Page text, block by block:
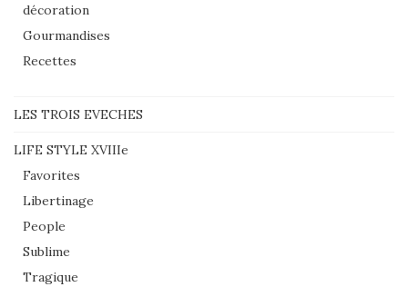
décoration
Gourmandises
Recettes
LES TROIS EVECHES
LIFE STYLE XVIIIe
Favorites
Libertinage
People
Sublime
Tragique